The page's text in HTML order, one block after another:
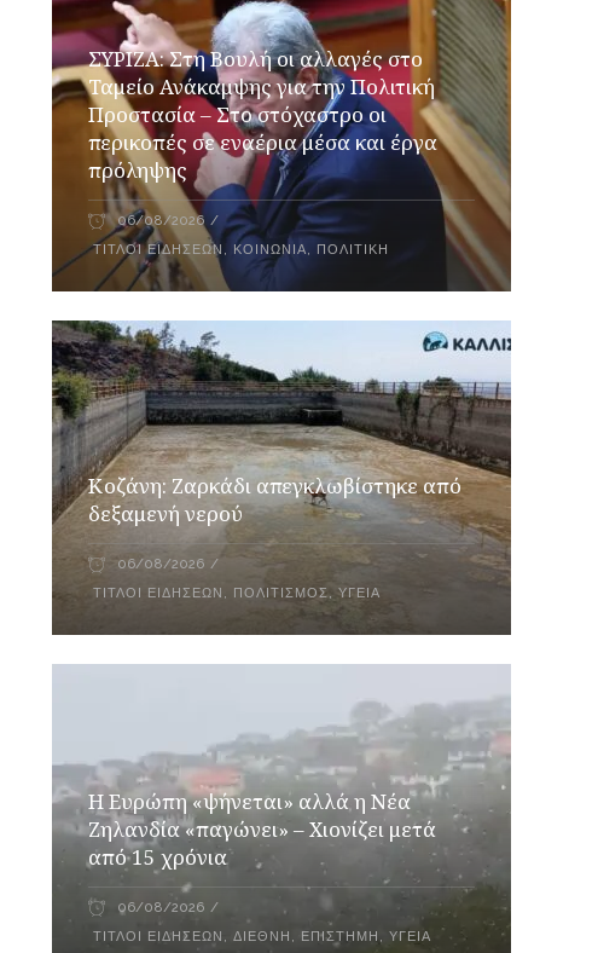
ΣΥΡΙΖΑ: Στη Βουλή οι αλλαγές στο
Ταμείο Ανάκαμψης για την Πολιτική
Προστασία – Στο στόχαστρο οι
περικοπές σε εναέρια μέσα και έργα
πρόληψης
06/08/2026
ΤΊΤΛΟΙ ΕΙΔΉΣΕΩΝ , ΚΟΙΝΩΝΊΑ, ΠΟΛΙΤΙΚΉ
Κοζάνη: Ζαρκάδι απεγκλωβίστηκε από
δεξαμενή νερού
06/08/2026
ΤΊΤΛΟΙ ΕΙΔΉΣΕΩΝ , ΠΟΛΙΤΙΣΜΌΣ,ΥΓΕΊΑ
Η Ευρώπη «ψήνεται» αλλά η Νέα
Ζηλανδία «παγώνει» – Χιονίζει μετά
από 15 χρόνια
06/08/2026
ΤΊΤΛΟΙ ΕΙΔΉΣΕΩΝ ,ΔΙΕΘΝΉ , ΕΠΙΣΤΉΜΗ ,ΥΓΕΊΑ